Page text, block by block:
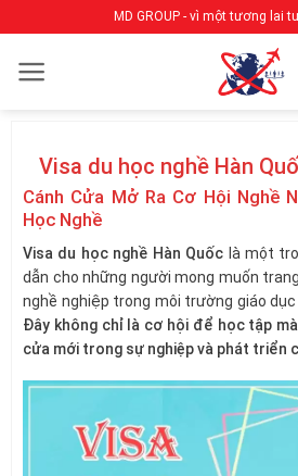
qua
nội
MD GROUP - vì một tương lai
Visa du học nghề Hàn
Cánh Cửa Mở Ra Cơ Hội Nghề
Học Nghề
Visa du học nghề Hàn Quốc là một
dẫn cho những người mong muốn
nghề nghiệp trong môi trường giáo dục
Đây không chỉ là cơ hội để học tập
cửa mới trong sự nghiệp và phát triển